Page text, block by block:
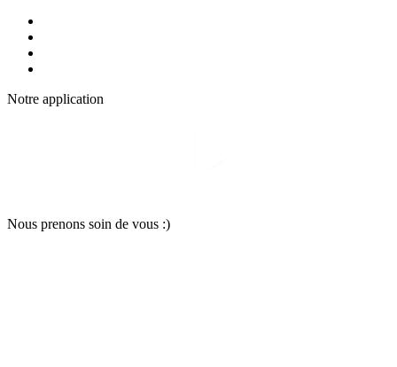
Notre application
Nous prenons soin de vous :)